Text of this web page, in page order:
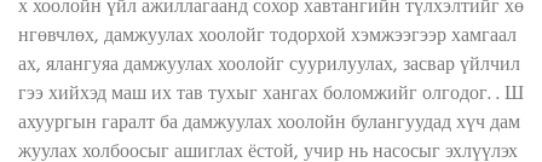
х хоолойн үйл ажиллагаанд сохор хавтангийн түлхэлтийг хө
нгөвчлөх, дамжуулах хоолойг тодорхой хэмжээгээр хамгаал
ах, ялангуяа дамжуулах хоолойг суурилуулах, засвар үйлчил
гээ хийхэд маш их тав тухыг хангах боломжийг олгодог. . Ш
ахуургын гаралт ба дамжуулах хоолойн булангуудад хүч дам
жуулах холбоосыг ашиглах ёстой, учир нь насосыг эхлүүлэх